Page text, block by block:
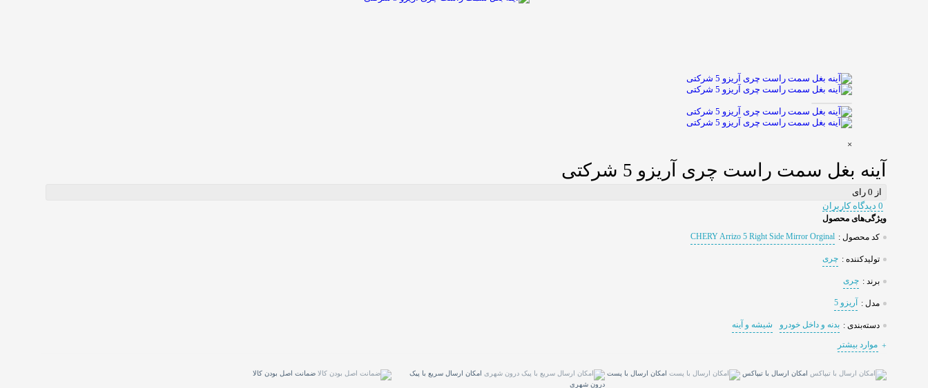
×
آینه بغل سمت راست چری آریزو 5 شرکتی
از 0 رای
0 دیدگاه کاربران
ویژگی‌های محصول
کد محصول : CHERY Arrizo 5 Right Side Mirror Orginal
تولیدکننده : چری
برند : چری
مدل : آریزو 5
دسته‌بندی : بدنه و داخل خودرو شیشه و آینه
موارد بیشتر
امکان ارسال با تیپاکس امکان ارسال با پست
امکان ارسال سریع با پیک
درون شهری
ضمانت اصل بودن کالا